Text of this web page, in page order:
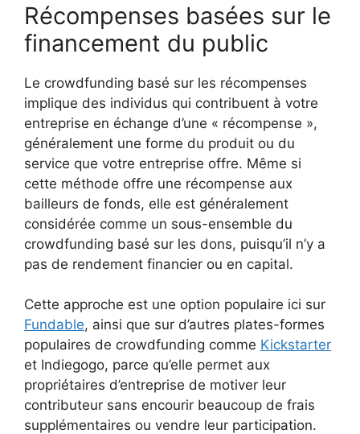
Récompenses basées sur le
financement du public
Le crowdfunding basé sur les récompenses
implique des individus qui contribuent à votre
entreprise en échange d’une « récompense »,
généralement une forme du produit ou du
service que votre entreprise offre. Même si
cette méthode offre une récompense aux
bailleurs de fonds, elle est généralement
considérée comme un sous-ensemble du
crowdfunding basé sur les dons, puisqu’il n’y a
pas de rendement financier ou en capital.
Cette approche est une option populaire ici sur
Fundable, ainsi que sur d’autres plates-formes
populaires de crowdfunding comme Kickstarter
et Indiegogo, parce qu’elle permet aux
propriétaires d’entreprise de motiver leur
contributeur sans encourir beaucoup de frais
supplémentaires ou vendre leur participation.